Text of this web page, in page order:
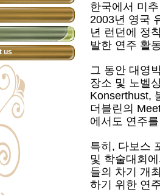
us
한국에서 미
2003년 영국
년 런던에 정
발한 연주 활
그 동안 대영
장소 및 노벨
Konserthust,
더블린의
에서도 연주
특히, 다보스
및 학술대회
들의 차기 개
하기 위한 연